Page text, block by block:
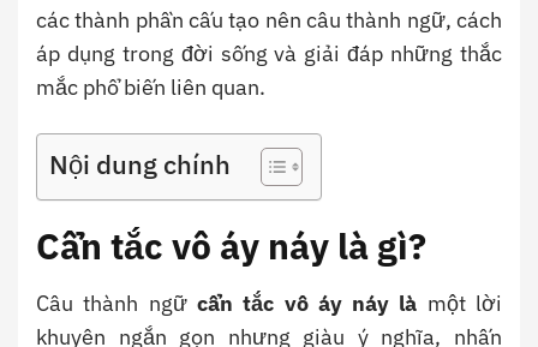
các thành phần cấu tạo nên câu thành ngữ, cách
áp dụng trong đời sống và giải đáp những thắc
mắc phổ biến liên quan.
Nội dung chính
Cẩn tắc vô áy náy là gì?
Câu thành ngữ cẩn tắc vô áy náy là một lời
khuyên ngắn gọn nhưng giàu ý nghĩa, nhấn